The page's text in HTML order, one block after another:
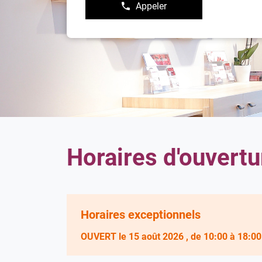
Appeler
Afficher
le
de
téléphone
du
point
de
vente
Damart
Bayonne
Horaires
Horaires exceptionnels
OUVERT le 15 août 2026 , de 10:00 à 18:00